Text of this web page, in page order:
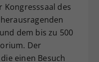
Kongresssaal des
dem bis zu 500
Der
einen Besuch